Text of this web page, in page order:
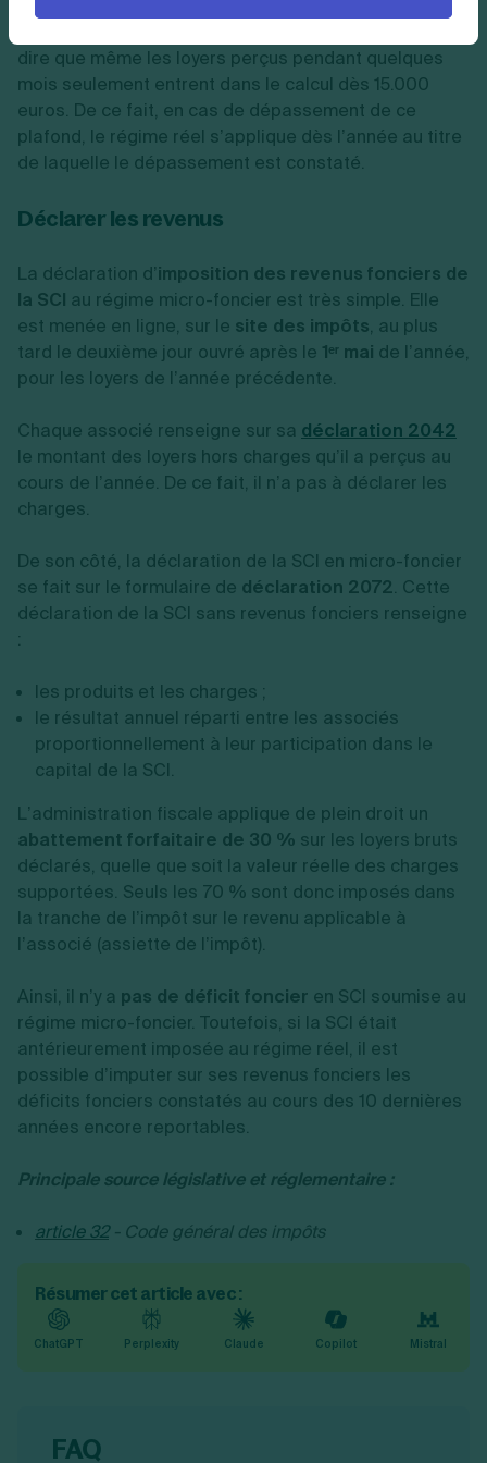
dire que même les loyers perçus pendant quelques
mois seulement entrent dans le calcul dès 15.000
euros. De ce fait, en cas de dépassement de ce
plafond, le régime réel s’applique dès l’année au titre
de laquelle le dépassement est constaté.
Déclarer les revenus
La déclaration d’imposition des revenus fonciers de
la SCI au régime micro-foncier est très simple. Elle
est menée en ligne, sur le site des impôts, au plus
tard le deuxième jour ouvré après le 1ᵉʳ mai de l’année,
pour les loyers de l’année précédente.
Chaque associé renseigne sur sa déclaration 2042
le montant des loyers hors charges qu’il a perçus au
cours de l’année. De ce fait, il n’a pas à déclarer les
charges.
De son côté, la déclaration de la SCI en micro-foncier
se fait sur le formulaire de déclaration 2072. Cette
déclaration de la SCI sans revenus fonciers renseigne
:
les produits et les charges ;
le résultat annuel réparti entre les associés
proportionnellement à leur participation dans le
capital de la SCI.
L’administration fiscale applique de plein droit un
abattement forfaitaire de 30 % sur les loyers bruts
déclarés, quelle que soit la valeur réelle des charges
supportées. Seuls les 70 % sont donc imposés dans
la tranche de l’impôt sur le revenu applicable à
l’associé (assiette de l’impôt).
Ainsi, il n’y a pas de déficit foncier en SCI soumise au
régime micro-foncier. Toutefois, si la SCI était
antérieurement imposée au régime réel, il est
possible d’imputer sur ses revenus fonciers les
déficits fonciers constatés au cours des 10 dernières
années encore reportables.
Principale source législative et réglementaire :
article 32- Code général des impôts
Résumer cet article avec :
ChatGPT Perplexity Claude Copilot Mistral
FAQ